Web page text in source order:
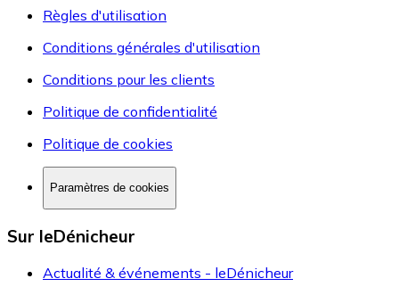
Règles d'utilisation
Conditions générales d'utilisation
Conditions pour les clients
Politique de confidentialité
Politique de cookies
Paramètres de cookies
Sur leDénicheur
Actualité & événements - leDénicheur